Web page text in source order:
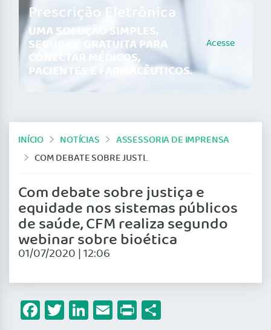
Prescrição Eletrônica
UMA SOLUÇÃO SIMPLES,
SEGURA E GRATUITA PARA
CONECTAR MÉDICOS,
PACIENTES E FARMACÊUTICOS.
Acesse
INÍCIO NOTÍCIAS
ASSESSORIA DE IMPRENSA
COM DEBATE SOBRE JUSTIÇA E EQUIDADE NOS SISTEMAS PÚBLICOS DE SAÚDE, CFM REALIZA SEGUNDO WEBINAR SOBRE BIOÉTICA
Com debate sobre justiça e
equidade nos sistemas públicos
de saúde, CFM realiza segundo
webinar sobre bioética
01/07/2020 | 12:06
Facebook
Twitter
LinkedIn
Email
Print